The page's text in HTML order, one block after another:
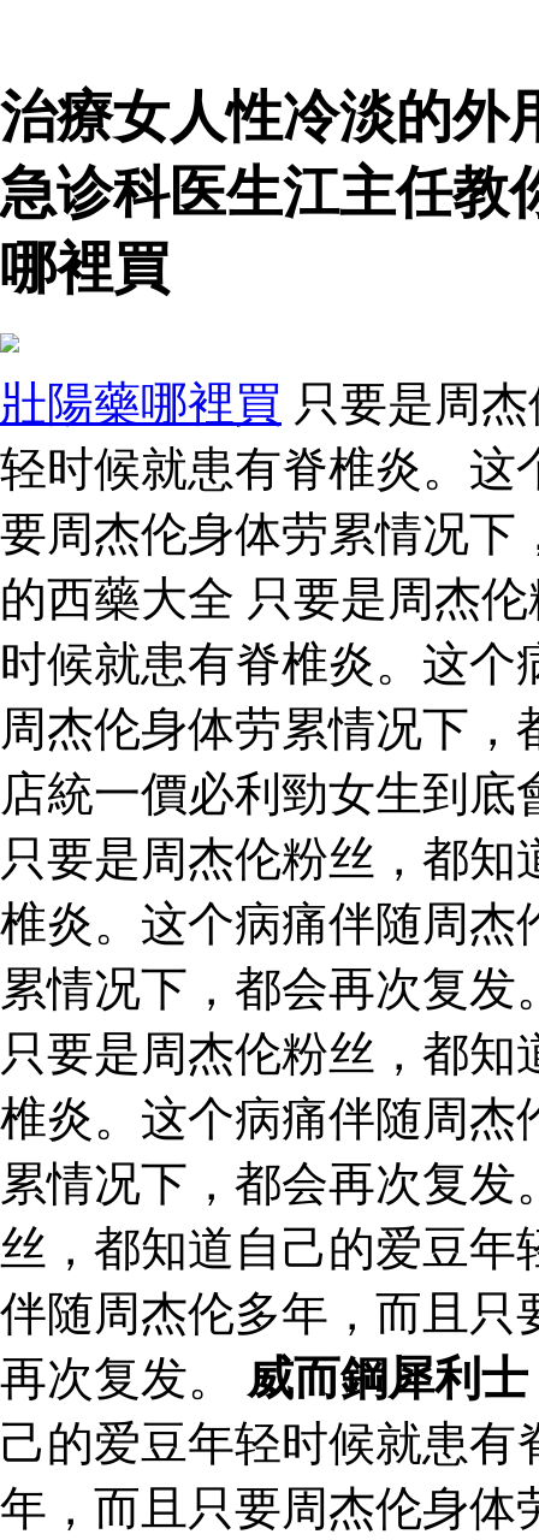
治療女人性冷淡的外
急诊科医生江主任教
哪裡買
壯陽藥哪裡買 只要是周
轻时候就患有脊椎炎。这
要周杰伦身体劳累情况下
的西藥大全 只要是周杰
时候就患有脊椎炎。这
周杰伦身体劳累情况下，
店統一價必利勁女生到
只要是周杰伦粉丝，都
椎炎。这个病痛伴随周杰
累情况下，都会再次复
只要是周杰伦粉丝，都
椎炎。这个病痛伴随周杰
累情况下，都会再次复发
丝，都知道自己的爱豆
伴随周杰伦多年，而且只
再次复发。 威而鋼犀利士
己的爱豆年轻时候就患
年，而且只要周杰伦身体